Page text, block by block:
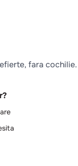
fara cochilie.